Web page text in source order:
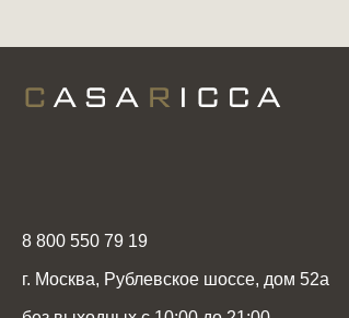
8 800 550 79 19
г. Москва, Рублевское шоссе, дом 52а